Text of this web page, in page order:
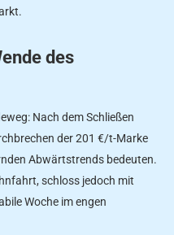
des
Nach dem Schließen
der 201 €/t-Marke
Abwärtstrends bedeuten.
schloss jedoch mit
Woche im engen